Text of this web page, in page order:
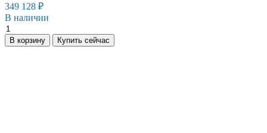
349 128 ₽
В наличии
Генератор
дизельный
ТСС
В корзину Купить сейчас